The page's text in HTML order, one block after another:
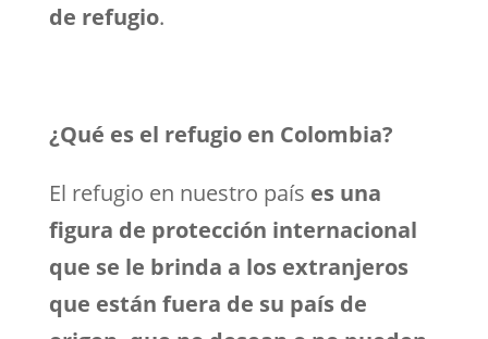
de refugio.
¿Qué es el refugio en Colombia?
El refugio en nuestro país es una
figura de protección internacional
que se le brinda a los extranjeros
que están fuera de su país de